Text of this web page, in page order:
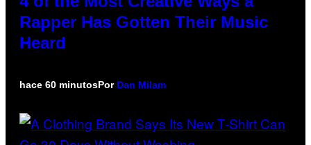
Rapper Has Gotten Their Music
Heard
hace 60 minutosPor Dan Milam